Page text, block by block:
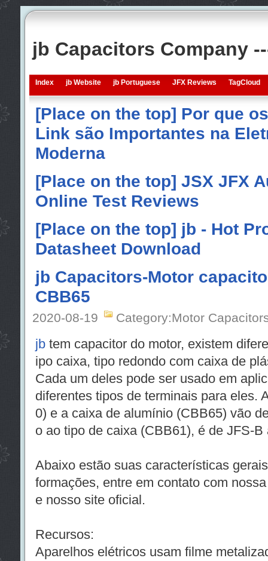
jb Capacitors Company
Index jb Website jb Portuguese JFX Reviews TagCloud
[Place on the top] Por que
Link são Importantes na
Moderna
[Place on the top] JSX JFX
Online Test Reviews
[Place on the top] jb - Hot
Datasheet Download
jb Capacitors-Motor
CBB65
2020-08-19 Category:Motor
jbtem capacitor do motor, existem
ipo caixa, tipo redondo com caixa de
Cada um deles pode ser usado em
diferentes tipos de terminais para eles.
0) e a caixa de alumínio (CBB65) vão
o ao tipo de caixa (CBB61), é de JFS-
Abaixo estão suas características
formações, entre em contato com
e nosso site oficial.
Recursos:
Aparelhos elétricos usam filme